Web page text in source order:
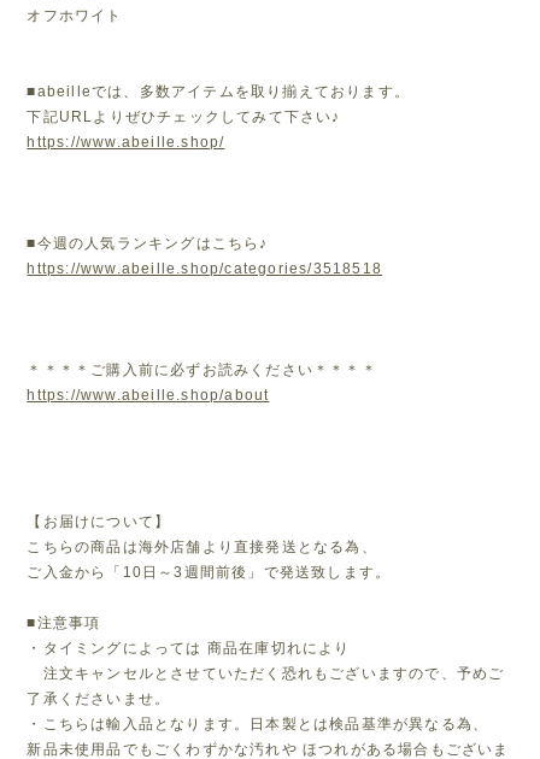
オフホワイト
■abeilleでは、多数アイテムを取り揃えております。
下記URLよりぜひチェックしてみて下さい♪
https://www.abeille.shop/
■今週の人気ランキングはこちら♪
https://www.abeille.shop/categories/3518518
＊＊＊＊ご購入前に必ずお読みください＊＊＊＊
https://www.abeille.shop/about
【お届けについて】
こちらの商品は海外店舗より直接発送となる為、
ご入金から「10日～3週間前後」で発送致します。
■注意事項
・タイミングによっては 商品在庫切れにより
注文キャンセルとさせていただく恐れもございますので、予めご
了承くださいませ。
・こちらは輸入品となります。日本製とは検品基準が異なる為、
新品未使用品でもごくわずかな汚れや ほつれがある場合もございま